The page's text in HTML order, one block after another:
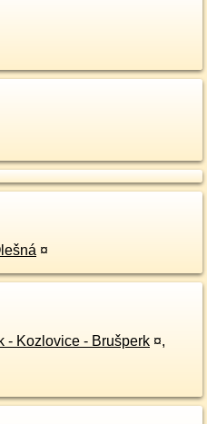
¤
- Kozlovice - Brušperk ¤,